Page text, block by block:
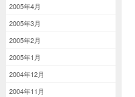
2005年4月
2005年3月
2005年2月
2005年1月
2004年12月
2004年11月